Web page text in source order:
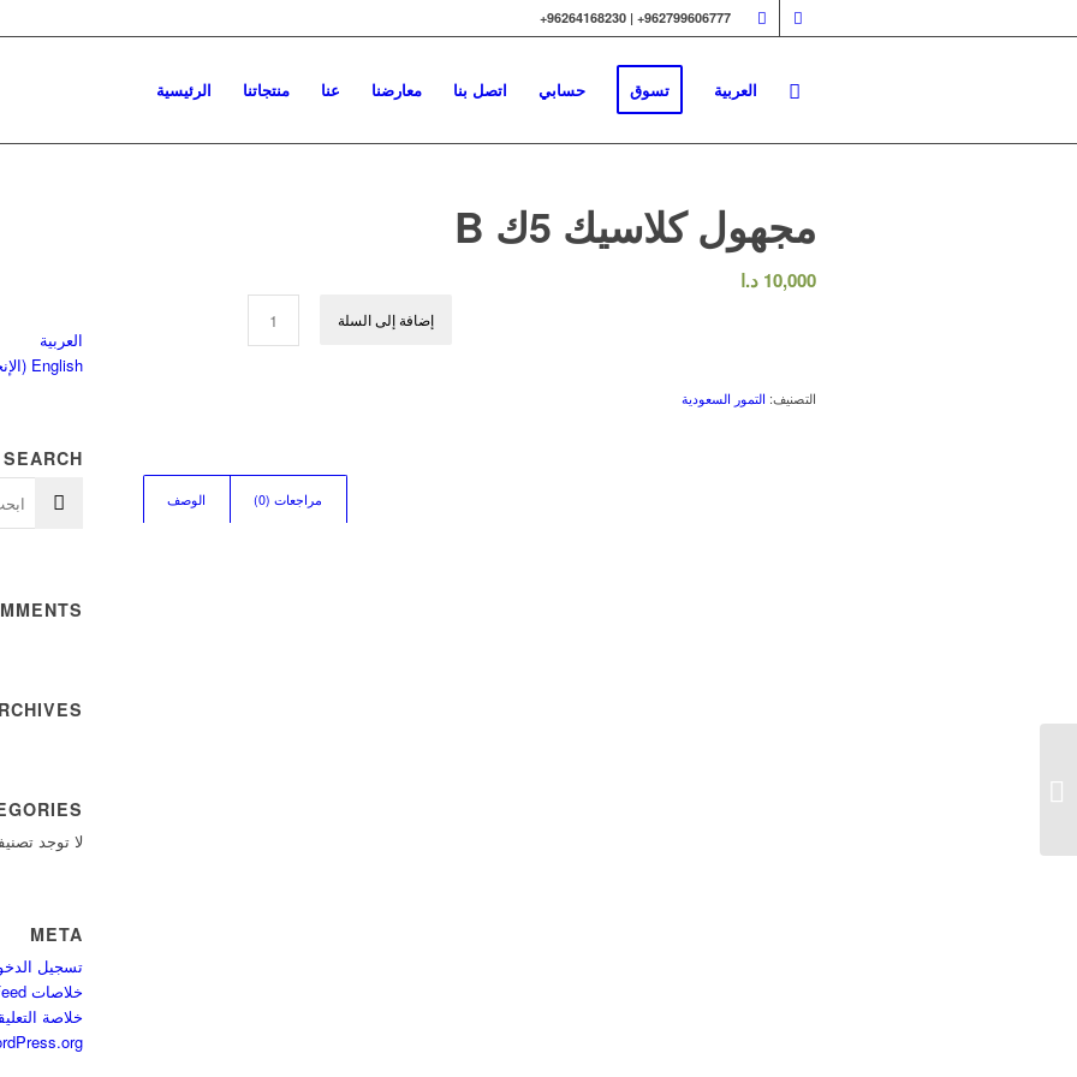
962799606777+ | 96264168230+
الرئيسية منتجاتنا عنا معارضنا اتصل بنا حسابي تسوق العربية
العربية
English
(
SEARCH
لا توجد
META
تسجيل
خلاصات Feed الإدخالات
خلاصة
مجهول كلاسيك 5ك B
10,000 د.ا
إضافة إلى السلة
التصنيف: التمور السعودية
الوصف مراجعات (0)